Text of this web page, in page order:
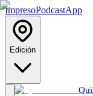
ImpresoPodcastApp
Edición